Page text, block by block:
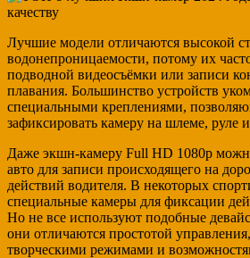
Лучшие модели отличаются высокой
водонепроницаемости, потому их
подводной видеосъёмки или записи
плавания. Большинство устройств
специальными креплениями,
зафиксировать камеру на шлеме, руле
Даже экшн-камеру Full HD 1080p
авто для записи происходящего на
действий водителя. В некоторых
специальные камеры для фиксации
Но не все используют подобные
они отличаются простотой
творческими режимами и